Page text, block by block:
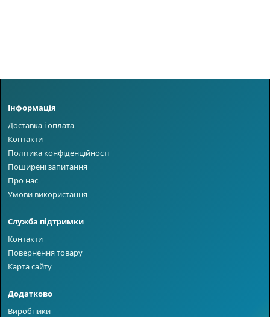
Інформація
Доставка і оплата
Контакти
Політика конфіденційності
Поширені запитання
Про нас
Умови використання
Служба підтримки
Контакти
Повернення товару
Карта сайту
Додатково
Виробники